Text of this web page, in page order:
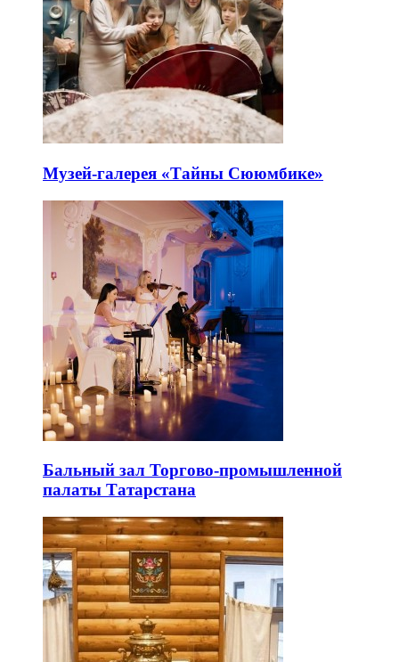
Музей-галерея «Тайны Сююмбике»
Бальный зал Торгово-промышленной
палаты Татарстана